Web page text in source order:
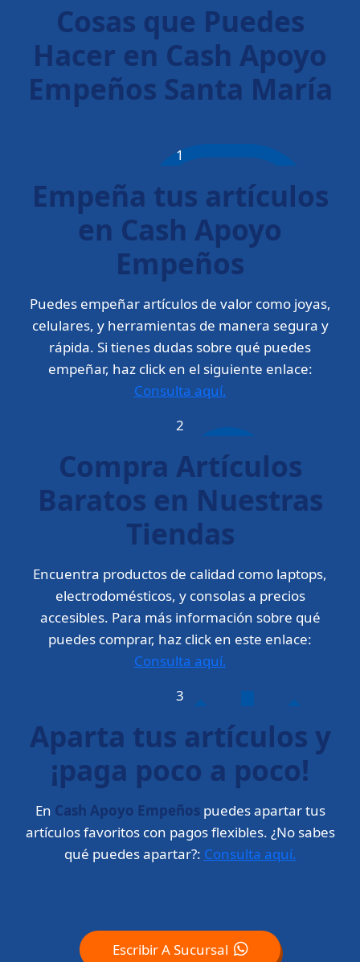
Cosas que Puedes
Hacer en Cash Apoyo
Empeños Santa María
1
Empeña tus artículos
en Cash Apoyo
Empeños
Puedes empeñar artículos de valor como joyas,
celulares, y herramientas de manera segura y
rápida. Si tienes dudas sobre qué puedes
empeñar, haz click en el siguiente enlace:
Consulta aquí.
2
Compra Artículos
Baratos en Nuestras
Tiendas
Encuentra productos de calidad como laptops,
electrodomésticos, y consolas a precios
accesibles. Para más información sobre qué
puedes comprar, haz click en este enlace:
Consulta aquí.
3
Aparta tus artículos y
¡paga poco a poco!
En Cash Apoyo Empeñospuedes apartar tus
artículos favoritos con pagos flexibles. ¿No sabes
qué puedes apartar?: Consulta aquí.
Escribir A Sucursal